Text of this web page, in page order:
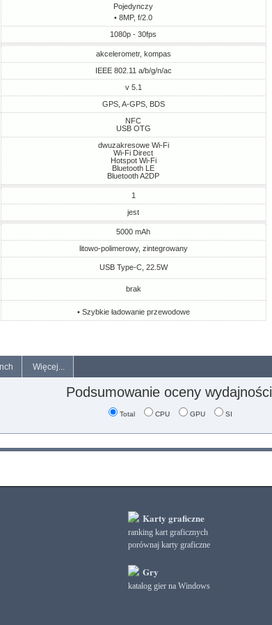
Pojedynczy
• 8MP, f/2.0
1080p - 30fps
akcelerometr, kompas
IEEE 802.11 a/b/g/n/ac
v 5.1
GPS, A-GPS, BDS
NFC
USB OTG
dwuzakresowe Wi-Fi
Wi-Fi Direct
Hotspot Wi-Fi
Bluetooth LE
Bluetooth A2DP
1
jest
5000 mAh
litowo-polimerowy, zintegrowany
USB Type-C, 22.5W
brak
• Szybkie ładowanie przewodowe
Więcej...
Podsumowanie oceny wydajności
Total CPU GPU SI
Karty graficzne
ranking kart graficznych
porównaj karty graficzne
Gry
katalog gier na Windows